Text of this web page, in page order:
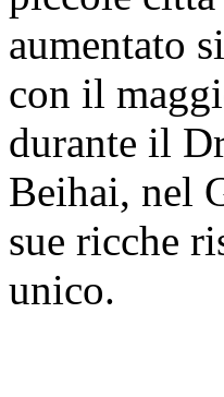
aumentato
con il
durante il
Beihai, nel
sue ricche
unico.